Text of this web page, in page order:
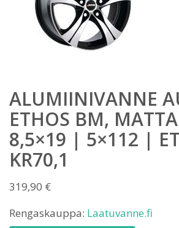
ALUMIINIVANNE
ETHOS BM,
8,5×19 | 5×112 |
KR70,1
319,90 €
Rengaskauppa: Laatuvanne.fi